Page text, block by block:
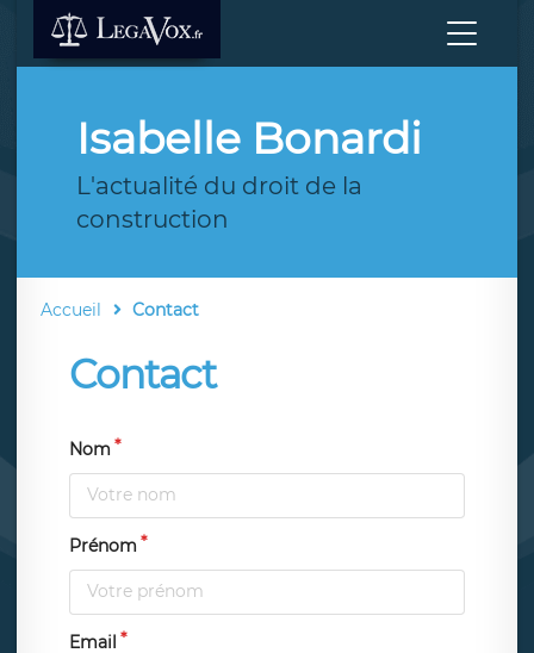
Isabelle Bonardi
L'actualité du droit de la
construction
Accueil Contact
Contact
Nom
Prénom
Email